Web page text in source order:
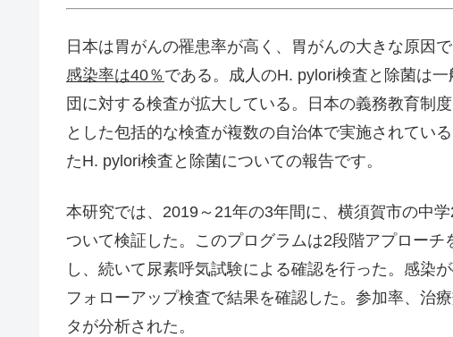
日本は胃がんの罹患率が高く、胃がんの大きな原因
感染率は40％である。成人のH. pylori検査と除菌は
団に対する検査が拡大している。日本の義務教育制
とした包括的な検査が複数の自治体で実施されてい
たH. pylori検査と除菌についての報告です。
本研究では、2019～21年の3年間に、横須賀市の中
ついて検証した。このプログラムは2段階アプロー
し、続いて尿素呼気試験による確認を行った。感染
フォローアップ検査で結果を確認した。参加率、治
タが分析された。